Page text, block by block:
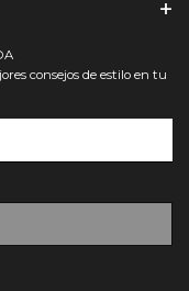
consejos de estilo en tu